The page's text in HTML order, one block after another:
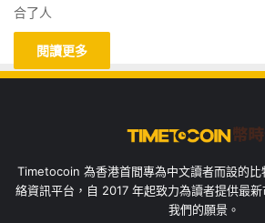
合了人
閱讀更多
Timetocoin 為香港首間專為中文讀者而設的比
絡資訊平台，自 2017 年起致力為讀者提供最
我們的願景。